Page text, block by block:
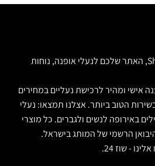
ברוכים הבאים לאתר Shoes24, האתר שלכם לנעלי אופנה, נוחות
ומהיר לרכישת נעליים במחירים
הטוב ביותר. אצלנו תמצאו: נעלי
באירופה לנשים ולגברים. כל מוצרי
הרשמי של המותג בישראל.
- שוז 24.